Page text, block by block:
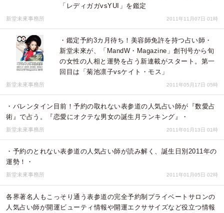
「レディガガvsYUI」を鑑定
新堂未來事務所 2011年11月07日 01時
・鑑定予約3カ月待ち！美容師免許を持つ占い師・
新堂未來が、「MandW・Magazine」創刊号から旬
の女性の人相と運勢を占う新連載がスタート。第一
回目は「菊池凛子vsケイト・モス」
新堂未來事務所 2011年05月17日 05時
・バレンタイン目前！予約の取れない表参道の人気占い師が『数愛占
術』で占う。『恋愛にオクテな男女の誕生月ランキング』・
新堂未來事務所 2011年01月13日 01時
・予約のとれない表参道の人気占い師が読み解く、誕生日別2011年の
運勢！・
新堂未來事務所 2011年01月05日 02時
各界著名人もこっそり通う表参道の完全予約制プライベートサロンの
人気占い師が開運ビューティ情報や開運エクササイズなど役立つ情報